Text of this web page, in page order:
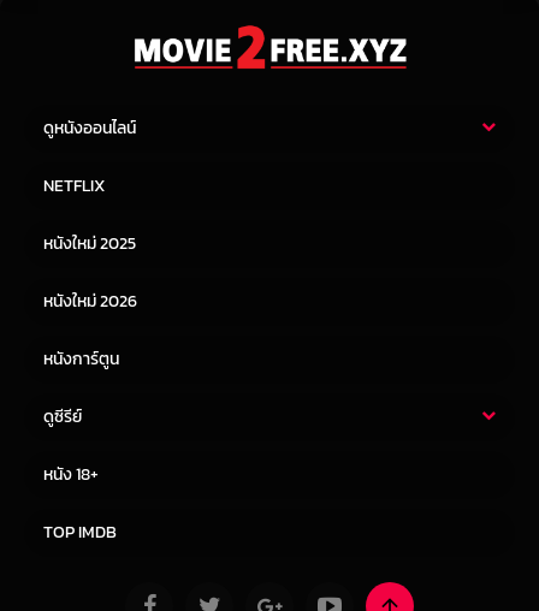
ดูหนังออนไลน์
หนังจีน
NETFLIX
หนังใหม่ 2025
หนังใหม่ 2026
หนังการ์ตูน
ดูซีรีย์
หนัง 18+
TOP IMDB